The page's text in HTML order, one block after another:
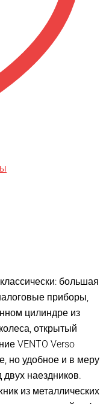
большая
приборы,
цилиндре из
открытый
VENTO Verso
но удобное и в меру
наездников.
из металлических